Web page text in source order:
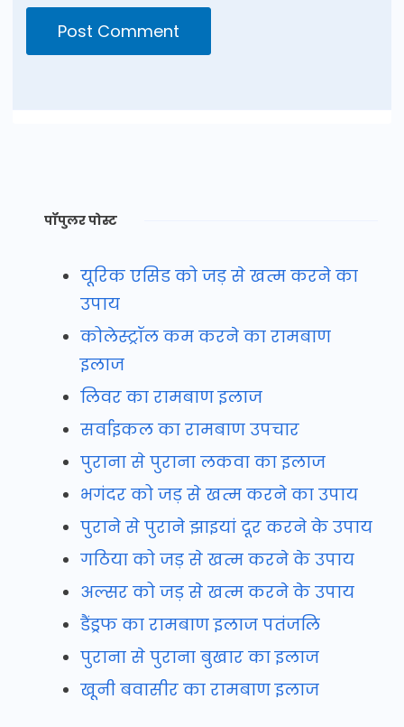
पॉपुलर पोस्ट
यूरिक एसिड को जड़ से खत्म करने का
उपाय
कोलेस्ट्रॉल कम करने का रामबाण
इलाज
लिवर का रामबाण इलाज
सर्वाइकल का रामबाण उपचार
पुराना से पुराना लकवा का इलाज
भगंदर को जड़ से खत्म करने का उपाय
पुराने से पुराने झाइयां दूर करने के उपाय
गठिया को जड़ से खत्म करने के उपाय
अल्सर को जड़ से खत्म करने के उपाय
डैंड्रफ का रामबाण इलाज पतंजलि
पुराना से पुराना बुखार का इलाज
खूनी बवासीर का रामबाण इलाज